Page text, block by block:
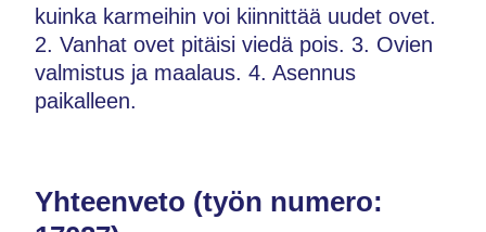
kuinka karmeihin voi kiinnittää uudet ovet.
2. Vanhat ovet pitäisi viedä pois. 3. Ovien
valmistus ja maalaus. 4. Asennus
paikalleen.
Yhteenveto (työn numero: